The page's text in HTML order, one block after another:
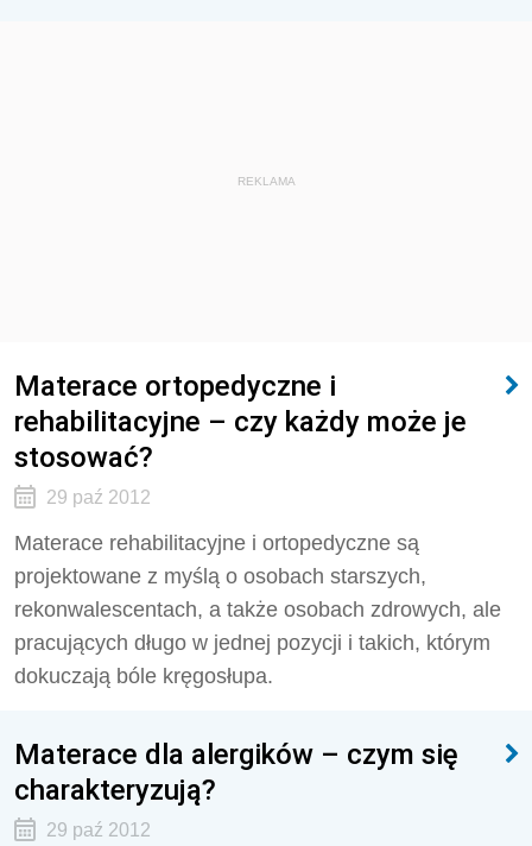
REKLAMA
Materace ortopedyczne i
rehabilitacyjne – czy każdy może je
stosować?
29 paź 2012
Materace rehabilitacyjne i ortopedyczne są
projektowane z myślą o osobach starszych,
rekonwalescentach, a także osobach zdrowych, ale
pracujących długo w jednej pozycji i takich, którym
dokuczają bóle kręgosłupa.
Materace dla alergików – czym się
charakteryzują?
29 paź 2012